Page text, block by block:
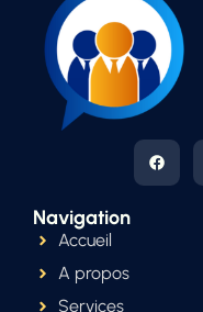
Navigation
Accueil
A propos
Services